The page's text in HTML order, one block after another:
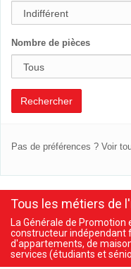
Nombre de pièces
Rechercher
Pas de préférences ? Voir
Tous les métiers de
La Générale de
constructeur indépendant
d'appartements, de
services (étudiants et